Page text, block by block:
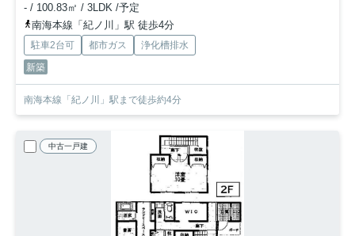
- / 100.83㎡ / 3LDK /予定
南海本線「紀ノ川」駅 徒歩4分
駐車2台可 都市ガス
浄化槽排水
新築
南海本線「紀ノ川」駅まで徒歩約4分
中古一戸建